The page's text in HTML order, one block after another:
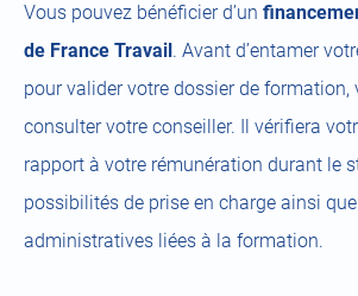
Vous pouvez bénéficier d’un
de France Travail . Avant d’entamer
pour valider votre dossier de formation,
consulter votre conseiller. Il vérifiera
rapport à votre rémunération durant le
possibilités de prise en charge ainsi
administratives liées à la formation.